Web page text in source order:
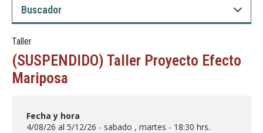
CARRERAS
Taller
(SUSPENDIDO) Taller Proyecto Efecto
Mariposa
Fecha y hora
4/08/26 al 5/12/26 - sabado , martes - 18:30 hrs.